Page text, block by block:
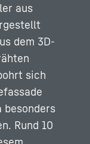
aus
dem 3D-
sich
besonders
Rund 10